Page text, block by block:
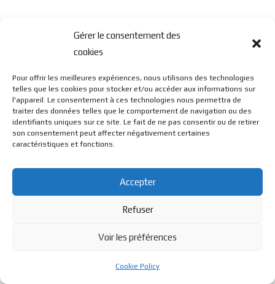
Gérer le consentement des
cookies
Pour offrir les meilleures expériences, nous utilisons des technologies
telles que les cookies pour stocker et/ou accéder aux informations sur
l'appareil. Le consentement à ces technologies nous permettra de
traiter des données telles que le comportement de navigation ou des
identifiants uniques sur ce site. Le fait de ne pas consentir ou de retirer
son consentement peut affecter négativement certaines
caractéristiques et fonctions.
Accepter
Refuser
Voir les préférences
Cookie Policy